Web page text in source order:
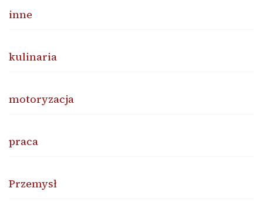
inne
kulinaria
motoryzacja
praca
Przemysł